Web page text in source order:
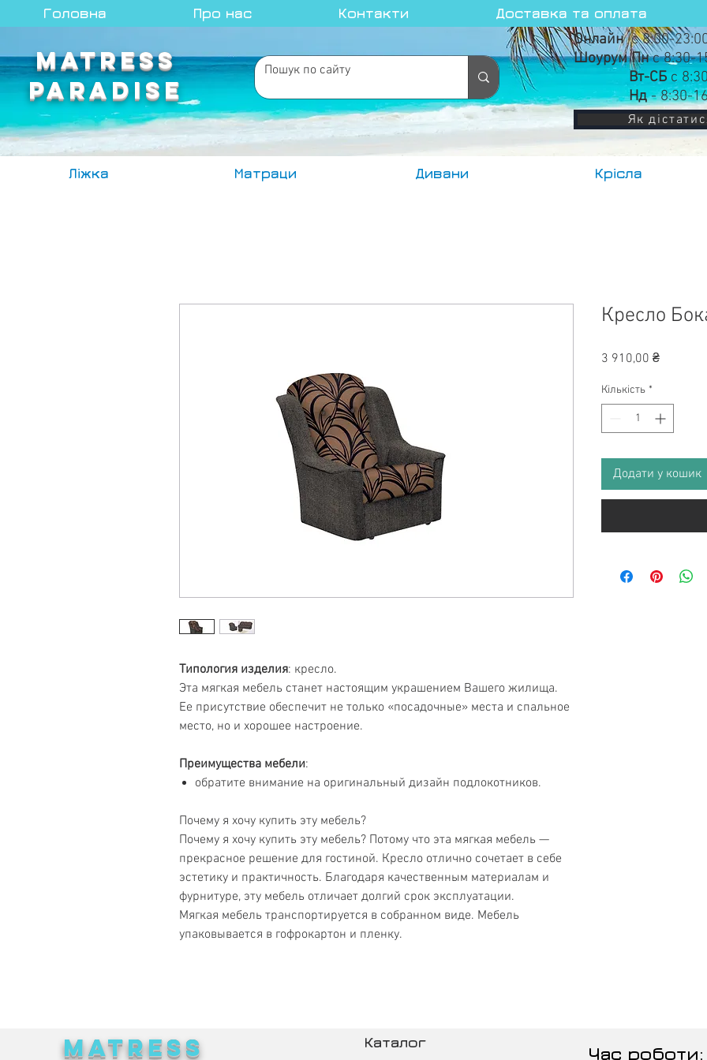
Головна Про нас Контакти Доставка та оплата
MATRESS
PARADISE
Онлайнс 8:00-
Шоурум Пнс 8:30-
Вт-СБс
Нд- 8:30-
Як
Ліжка Матраци Дивани Крісла
Типология изделия: кресло.
Эта мягкая мебель станет настоящим украшением Вашего жилища.
Ее присутствие обеспечит не только «посадочные» места и спальное
место, но и хорошее настроение.
Преимущества мебели:
обратите внимание на оригинальный дизайн подлокотников.
Почему я хочу купить эту мебель?
Почему я хочу купить эту мебель? Потому что эта мягкая мебель —
прекрасное решение для гостиной. Кресло отлично сочетает в себе
эстетику и практичность. Благодаря качественным материалам и
фурнитуре, эту мебель отличает долгий срок эксплуатации.
Мягкая мебель транспортируется в собранном виде. Мебель
упаковывается в гофрокартон и пленку.
Кресло
3 910,00 ₴Ціна
Кількість *
Додати у кошик
MATRESS
Каталог
Час роботи: